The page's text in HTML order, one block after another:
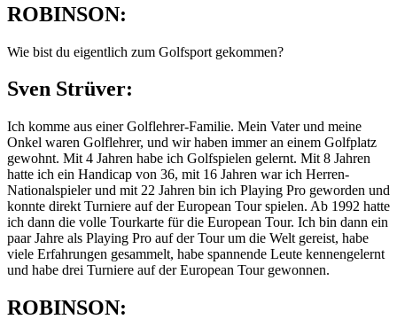
ROBINSON:
Wie bist du eigentlich zum Golfsport gekommen?
Sven Strüver:
Ich komme aus einer Golflehrer-Familie. Mein Vater und meine
Onkel waren Golflehrer, und wir haben immer an einem Golfplatz
gewohnt. Mit 4 Jahren habe ich Golfspielen gelernt. Mit 8 Jahren
hatte ich ein Handicap von 36, mit 16 Jahren war ich Herren-
Nationalspieler und mit 22 Jahren bin ich Playing Pro geworden und
konnte direkt Turniere auf der European Tour spielen. Ab 1992 hatte
ich dann die volle Tourkarte für die European Tour. Ich bin dann ein
paar Jahre als Playing Pro auf der Tour um die Welt gereist, habe
viele Erfahrungen gesammelt, habe spannende Leute kennengelernt
und habe drei Turniere auf der European Tour gewonnen.
ROBINSON: